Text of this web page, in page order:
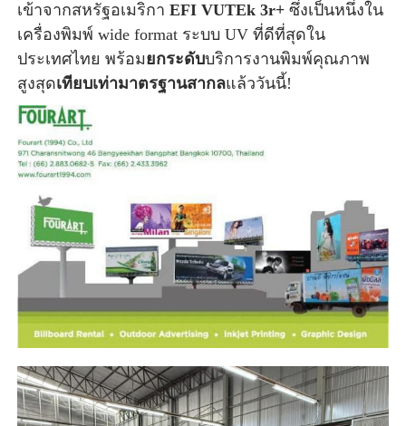
เข้าจากสหรัฐอเมริกา EFI VUTEk 3r+ซึ่งเป็นหนึ่งใน
เครื่องพิมพ์ wide format ระบบ UV ที่ดีที่สุดใน
ประเทศไทย พร้อมยกระดับบริการงานพิมพ์คุณภาพ
สูงสุดเทียบเท่ามาตรฐานสากลแล้ววันนี้!